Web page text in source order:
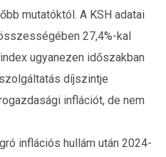
mutatóktól. A KSH adatai
27,4%-kal
ugyanezen időszakban
díjszintje
inflációt, de nem
inflációs hullám után 2024-